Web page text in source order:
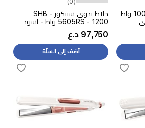
خلاط يدوي سينكور - 1000 واط
خلاط يدوي سينكور - SHB
5605RS - 1200 واط - اسود
97,750 د.ع
أضف إلى السلّة